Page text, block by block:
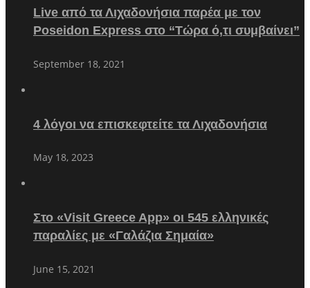
Live από τα Λιχαδονήσια παρέα με τον
Poseidon Express στο “Τώρα ό,τι συμβαίνει”
September 18, 2021
4 λόγοι να επισκεφτείτε τα Λιχαδονήσια
May 18, 2023
Στο «Visit Greece App» οι 545 ελληνικές
παραλίες με «Γαλάζια Σημαία»
June 15, 2021